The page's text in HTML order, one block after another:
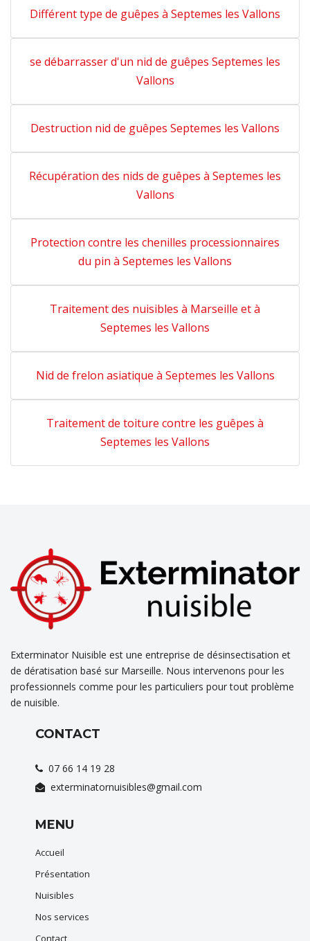
Différent type de guêpes à Septemes les Vallons
se débarrasser d'un nid de guêpes Septemes les
Vallons
Destruction nid de guêpes Septemes les Vallons
Récupération des nids de guêpes à Septemes les
Vallons
Protection contre les chenilles processionnaires
du pin à Septemes les Vallons
Traitement des nuisibles à Marseille et à
Septemes les Vallons
Nid de frelon asiatique à Septemes les Vallons
Traitement de toiture contre les guêpes à
Septemes les Vallons
Exterminator Nuisible est une entreprise de désinsectisation et
de dératisation basé sur Marseille. Nous intervenons pour les
professionnels comme pour les particuliers pour tout problème
de nuisible.
CONTACT
07 66 14 19 28
exterminatornuisibles@gmail.com
MENU
Accueil
Présentation
Nuisibles
Nos services
Contact